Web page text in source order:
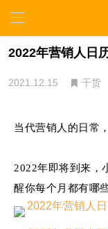
2022年营销人日
2021.12.15 干货
当代营销人的日常
2022年即将到来，
醒你每个月都有哪